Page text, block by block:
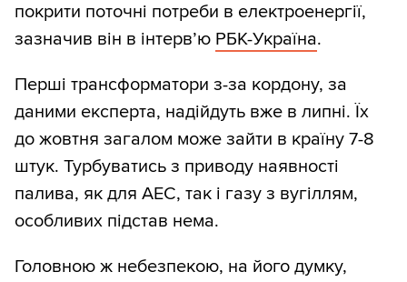
покрити поточні потреби в електроенергії,
зазначив він в інтерв’ю РБК-Україна.
Перші трансформатори з-за кордону, за
даними експерта, надійдуть вже в липні. Їх
до жовтня загалом може зайти в країну 7-8
штук. Турбуватись з приводу наявності
палива, як для АЕС, так і газу з вугіллям,
особливих підстав нема.
Головною ж небезпекою, на його думку,